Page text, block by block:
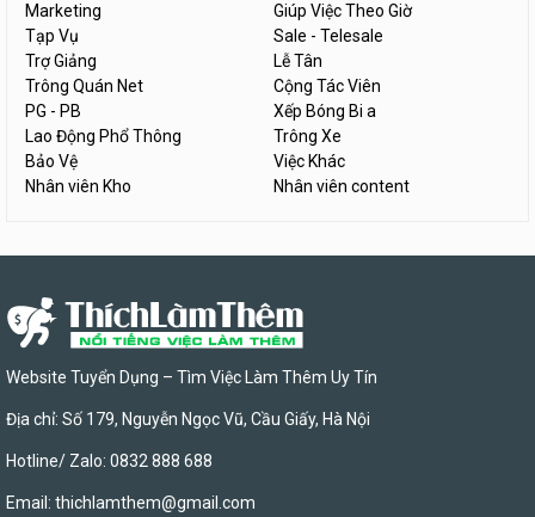
Marketing
Giúp Việc Theo Giờ
Tạp Vụ
Sale - Telesale
Trợ Giảng
Lễ Tân
Trông Quán Net
Cộng Tác Viên
PG - PB
Xếp Bóng Bi a
Lao Động Phổ Thông
Trông Xe
Bảo Vệ
Việc Khác
Nhân viên Kho
Nhân viên content
Website Tuyển Dụng – Tìm Việc Làm Thêm Uy Tín
Địa chỉ: Số 179, Nguyễn Ngọc Vũ, Cầu Giấy, Hà Nội
Hotline/ Zalo: 0832 888 688
Email: thichlamthem@gmail.com